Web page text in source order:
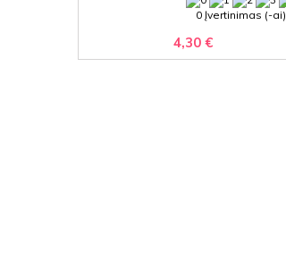
0 Įvertinimas (-ai)
4,30 €